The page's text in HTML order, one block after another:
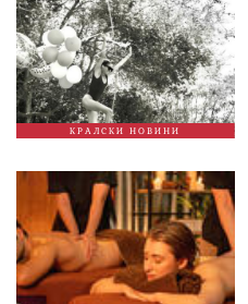
КРАЛСКИ НОВИНИ